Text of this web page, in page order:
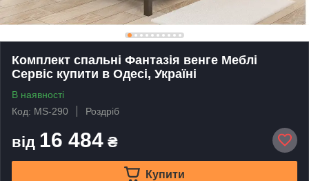
Комплект спальні Фантазія венге Меблі
Сервіс купити в Одесі, Україні
В наявності
Код: MS-290
Роздріб
від 16 484 ₴
Купити